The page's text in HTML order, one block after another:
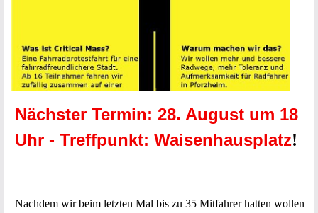
Nächster Termin: 28. August um 18
Uhr - Treffpunkt: Waisenhausplatz!
Nachdem wir beim letzten Mal bis zu 35 Mitfahrer hatten wollen